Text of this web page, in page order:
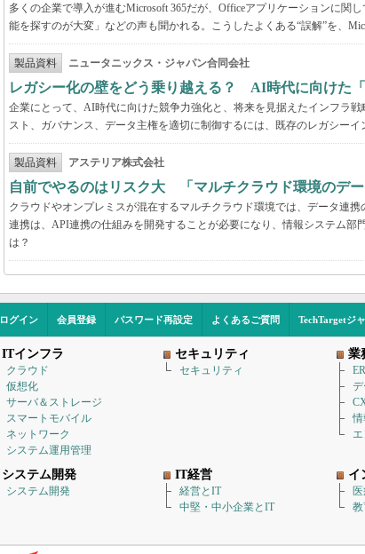
多くの企業で導入が進むMicrosoft 365だが、Officeアプリケーションに関
能を探すのが大変」などの声も聞かれる。こうしたよくある“誤解”を、
製品資料 ニュータニックス・ジャパン合同会社
レガシー化の壁をどう乗り越える？ AI時代に向けた
企業にとって、AI時代に向けた競争力強化と、将来を見据えたインフラ
スト、ガバナンス、データ主権を適切に制御するには、既存のレガシーイ
製品資料 アステリア株式会社
自前でやるのはリスク大 「マルチクラウド環境のデ
クラウドやオンプレミスが混在するマルチクラウド環境では、データ連
連携は、API連携の仕組みを開発することが必要になり、情報システム部
は？
ログイン 会員登録 パスワード再設定 よくあるご質問 TechTargetジ
ITインフラ
クラウド
仮想化
サーバ＆ストレージ
スマートモバイル
ネットワーク
システム運用管理
セキュリティ
セキュリティ
業
情
システム開発
システム開発
IT経営
経営とIT
中堅・中小企業とIT
イ